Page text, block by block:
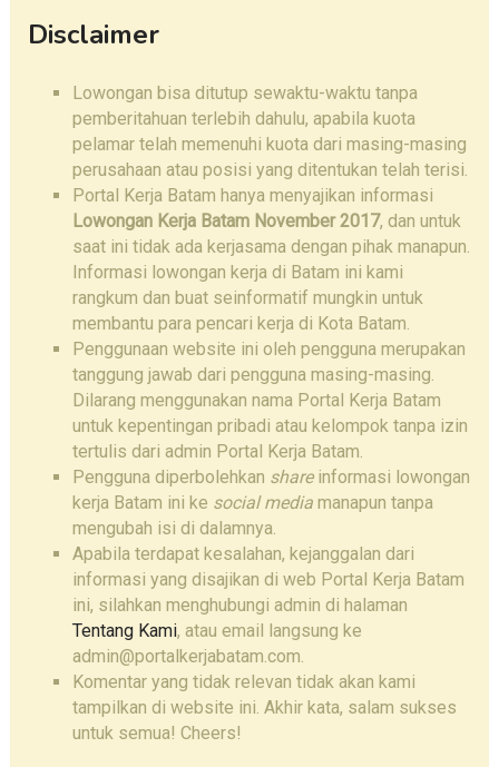
Disclaimer
Lowongan bisa ditutup sewaktu-waktu tanpa
pemberitahuan terlebih dahulu, apabila kuota
pelamar telah memenuhi kuota dari masing-masing
perusahaan atau posisi yang ditentukan telah terisi.
Portal Kerja Batam hanya menyajikan informasi
Lowongan Kerja Batam November 2017, dan untuk
saat ini tidak ada kerjasama dengan pihak manapun.
Informasi lowongan kerja di Batam ini kami
rangkum dan buat seinformatif mungkin untuk
membantu para pencari kerja di Kota Batam.
Penggunaan website ini oleh pengguna merupakan
tanggung jawab dari pengguna masing-masing.
Dilarang menggunakan nama Portal Kerja Batam
untuk kepentingan pribadi atau kelompok tanpa izin
tertulis dari admin Portal Kerja Batam.
Pengguna diperbolehkan shareinformasi lowongan
kerja Batam ini ke social mediamanapun tanpa
mengubah isi di dalamnya.
Apabila terdapat kesalahan, kejanggalan dari
informasi yang disajikan di web Portal Kerja Batam
ini, silahkan menghubungi admin di halaman
Tentang Kami, atau email langsung ke
admin@portalkerjabatam.com.
Komentar yang tidak relevan tidak akan kami
tampilkan di website ini. Akhir kata, salam sukses
untuk semua! Cheers!